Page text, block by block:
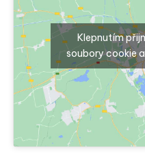
Klepnutím
soubory cookie